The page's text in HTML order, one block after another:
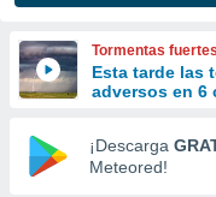
y
forma
digital
basada
Tormentas fuertes
Esta tarde las
adversos en 6
¡Descarga
Meteored!